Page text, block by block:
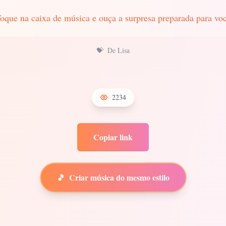
na caixa de música e ouça a surpresa preparada para
💝 De Lisa
2234
Copiar link
🎵 Criar música do mesmo estilo